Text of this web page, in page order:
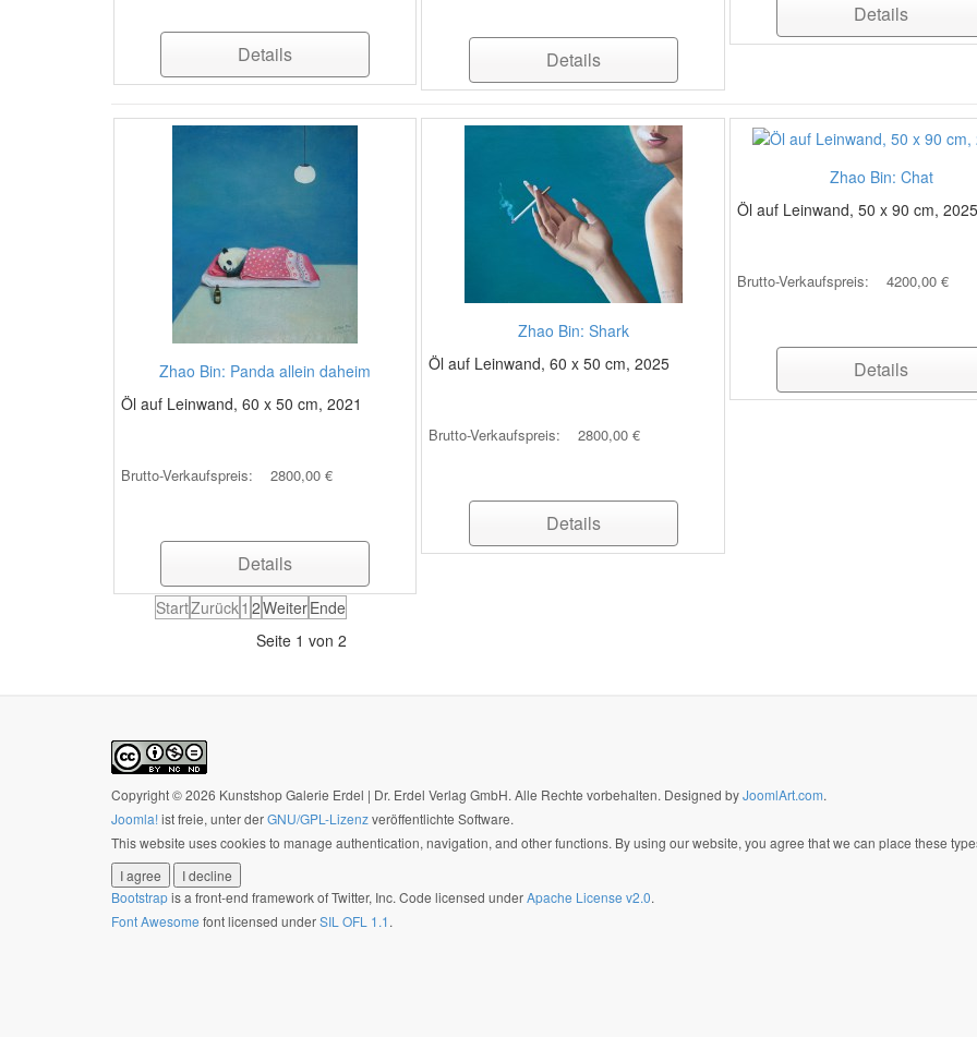
Details Details
Details
Zhao Bin: Panda allein daheim
Öl auf Leinwand, 60 x 50 cm, 2021
Brutto-Verkaufspreis: 2800,00 €
Details
Zhao Bin: Shark
Öl auf Leinwand, 60 x 50 cm, 2025
Brutto-Verkaufspreis: 2800,00 €
Details
Zhao Bin: Chat
Öl auf Leinwand, 50 x 90 cm, 2025
Brutto-Verkaufspreis: 4200,00 €
Details
StartZurück1 2WeiterEnde
Seite 1 von 2
Copyright © 2026 Kunstshop Galerie Erdel | Dr. Erdel Verlag GmbH. Alle Rechte vorbehalten. Designed byJoomlArt.com.
Joomla!ist freie, unter derGNU/GPL-Lizenzveröffentlichte Software.
This website uses cookies to manage authentication, navigation, and other functions. By using our website, you agree that we can place these
I agree
I decline
Bootstrapis a front-end framework of Twitter, Inc. Code licensed underApache License v2.0.
Font Awesome font licensed underSIL OFL 1.1.